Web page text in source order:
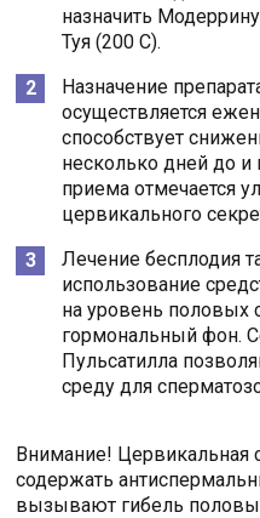
назначить
Туя (200 С).
Назначение
осуществляется
способствует
несколько дней до
приема отмечается
цервикального
Лечение бесплодия
использование
на уровень половых
гормональный фон.
Пульсатилла
среду для
Внимание!
содержать
вызывают гибель